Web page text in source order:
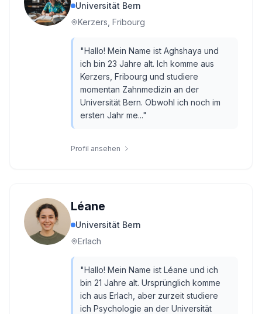
Universität Bern
Kerzers, Fribourg
"Hallo! Mein Name ist Aghshaya und
ich bin 23 Jahre alt. Ich komme aus
Kerzers, Fribourg und studiere
momentan Zahnmedizin an der
Universität Bern. Obwohl ich noch im
ersten Jahr me..."
Profil ansehen
Léane
Universität Bern
Erlach
"Hallo! Mein Name ist Léane und ich
bin 21 Jahre alt. Ursprünglich komme
ich aus Erlach, aber zurzeit studiere
ich Psychologie an der Universität